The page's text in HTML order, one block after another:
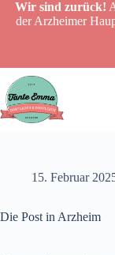
Zum
Inhalt
Wir sind zurück!
der Arzheimer
15. Februar
Die Post in Arzheim